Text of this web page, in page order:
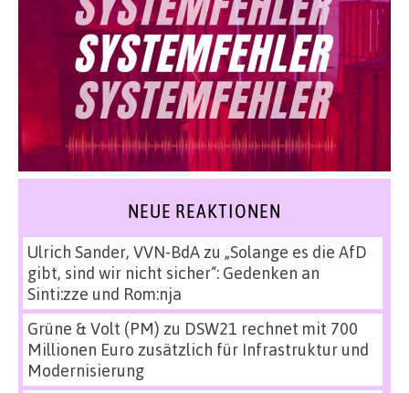
NEUE REAKTIONEN
Ulrich Sander, VVN-BdAzu „Solange es die AfD
gibt, sind wir nicht sicher“: Gedenken an
Sinti:zze und Rom:nja
Grüne & Volt (PM) zu DSW21 rechnet mit 700
Millionen Euro zusätzlich für Infrastruktur und
Modernisierung